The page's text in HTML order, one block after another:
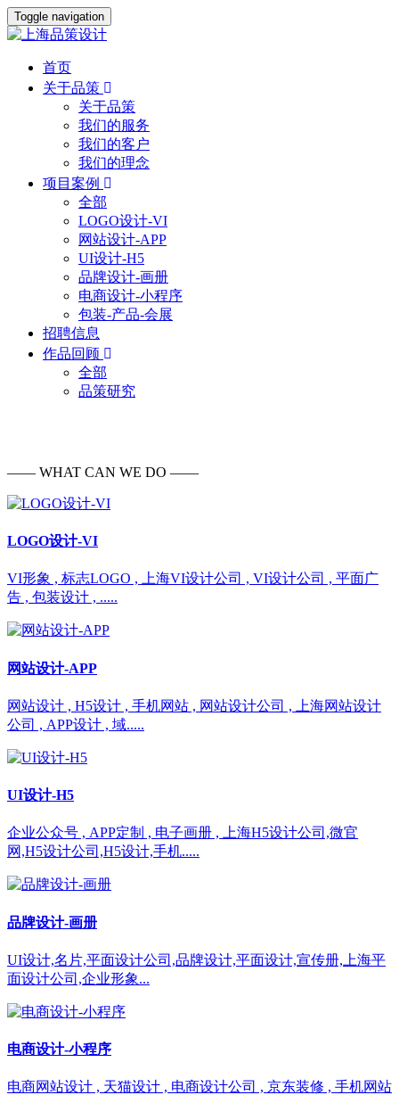
Toggle navigation
首页
关于品策
关于品策
我们的服务
我们的客户
我们的理念
项目案例
全部
LOGO设计-VI
网站设计-APP
UI设计-H5
品牌设计-画册
电商设计-小程序
包装-产品-会展
招聘信息
作品回顾
全部
品策研究
—— WHAT CAN WE DO ——
LOGO设计-VI
VI形象 , 标志LOGO , 上海VI设计公司 , VI设计公司 , 平面广
告 , 包装设计 , .....
网站设计-APP
网站设计 , H5设计 , 手机网站 , 网站设计公司 , 上海网站设计
公司 , APP设计 , 域.....
UI设计-H5
企业公众号 , APP定制 , 电子画册 , 上海H5设计公司,微官
网,H5设计公司,H5设计,手机.....
品牌设计-画册
UI设计,名片,平面设计公司,品牌设计,平面设计,宣传册,上海平
面设计公司,企业形象...
电商设计-小程序
电商网站设计 , 天猫设计 , 电商设计公司 , 京东装修 , 手机网站